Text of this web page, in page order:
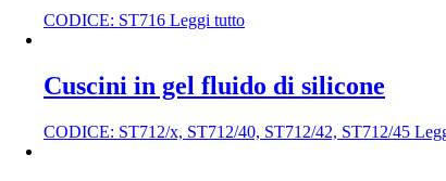
CODICE: ST716 Leggi tutto
Cuscini in gel fluido di silicone
CODICE: ST712/x, ST712/40, ST712/42, ST712/45